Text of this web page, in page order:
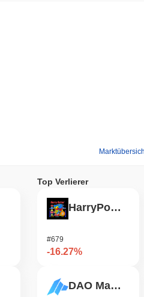
Top Verlierer
HarryPotterObamaSonic10Inu (ETH)
#679
-16.27%
DAO Maker Token